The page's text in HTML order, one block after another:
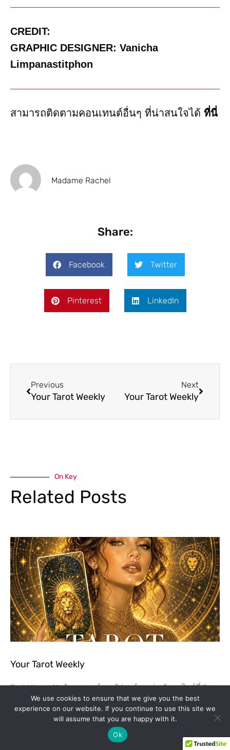
CREDIT:
GRAPHIC DESIGNER: Vanicha
Limpanastitphon
สามารถติดตามคอนเทนต์อื่นๆ ที่น่าสนใจได้ ที่นี่
Madame Rachel
Share:
Facebook Twitter
Pinterest LinkedIn
Previous
Your Tarot Weekly
Next
Your Tarot Weekly
On Key
Related Posts
Your Tarot Weekly
Post Views: 16 คำพยากรณ์รายสัปดาห์ระหว่างวันอาทิตย์ที่ 9
สิงหาคม – วันเสาร์ที่​ 15 สิงหาคม พ.ศ. 2569 โดย​ มาดามราเชล
วันอาทิตย์ การงาน​ : เชี่ยวชาญในก…
We use cookies to ensure that we give you the best
experience on our website. If you continue to use this site we
will assume that you are happy with it.
Ok